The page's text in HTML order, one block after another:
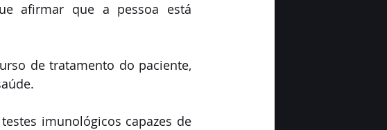
afirmar que a pessoa está
de tratamento do paciente,
imunológicos capazes de